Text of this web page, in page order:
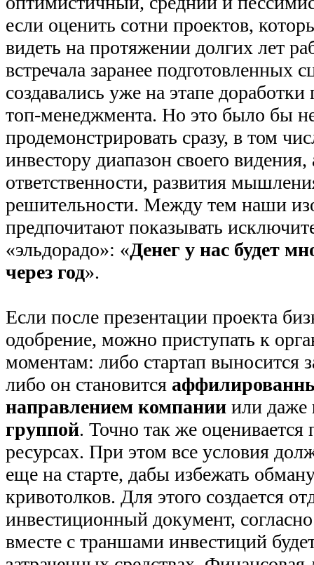
если оценить сотни проектов,
видеть на протяжении долгих лет
встречала заранее подготовленных
создавались уже на этапе
топ-менеджмента. Но это было бы
продемонстрировать сразу, в том
инвестору диапазон своего видения,
ответственности, развития
решительности. Между тем наши
предпочитают показывать
«эльдорадо»: «Денег у нас будет
через год».
Если после презентации проекта
одобрение, можно приступать к
моментам: либо стартап выносится
либо он становится
направлением компании или даже
группой. Точно так же оценивается
ресурсах. При этом все условия
еще на старте, дабы избежать
кривотолков. Для этого создается
инвестиционный документ,
вместе с траншами инвестиций